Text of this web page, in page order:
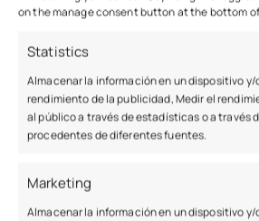
on the manage consent button at the bottom
Statistics
Almacenar la información en un dispositivo y/
rendimiento de la publicidad, Medir el
al público a través de estadísticas o a través
procedentes de diferentes fuentes.
Marketing
Almacenar la información en un dispositivo y/